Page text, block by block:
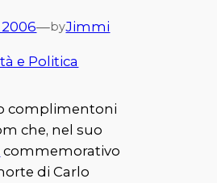
2006—byJimmi
e Politica
complimentoni
che, nel suo
commemorativo
di Carlo